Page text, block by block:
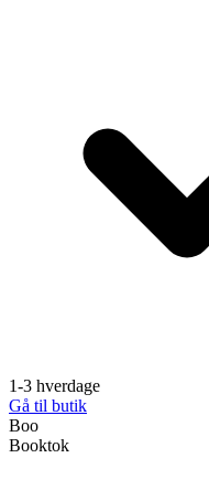
1-3 hverdage
Gå til butik
Boo
Booktok